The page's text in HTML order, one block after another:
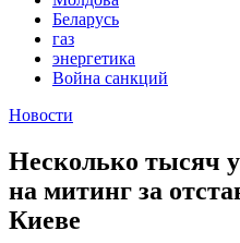
Беларусь
газ
энергетика
Война санкций
Новости
Несколько тысяч
на митинг за
Киеве